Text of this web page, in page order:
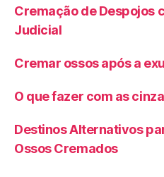
Cremação de Despojos
Judicial
Cremar ossos após a
O que fazer com as
Destinos Alternativos
Ossos Cremados